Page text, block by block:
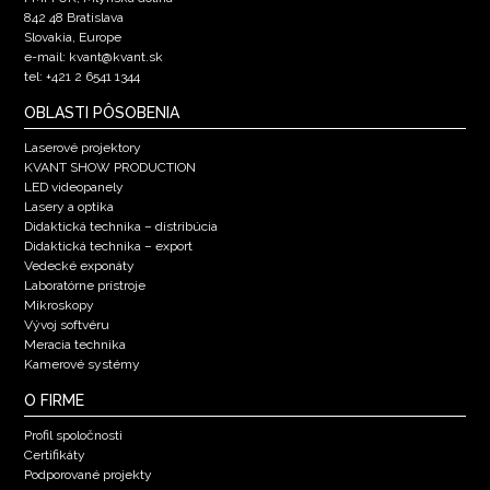
842 48 Bratislava
Slovakia, Europe
e-mail: kvant@kvant.sk
tel: +421 2 6541 1344
OBLASTI PÔSOBENIA
Laserové projektory
KVANT SHOW PRODUCTION
LED videopanely
Lasery a optika
Didaktická technika – distribúcia
Didaktická technika – export
Vedecké exponáty
Laboratórne prístroje
Mikroskopy
Vývoj softvéru
Meracia technika
Kamerové systémy
O FIRME
Profil spoločnosti
Certifikáty
Podporované projekty